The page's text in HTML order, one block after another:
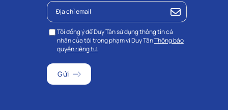
Tôi đồng ý để Duy Tân sử dụng thông tin cá
nhân của tôi trong phạm vi Duy TânThông báo
quyền riêng tư.